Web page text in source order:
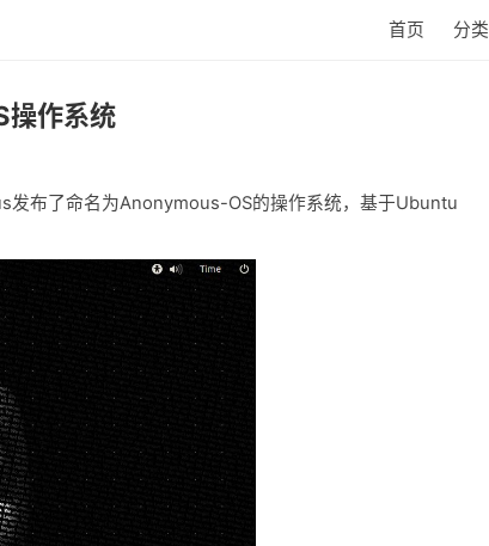
首页 分类
作系统
发布了命名为Anonymous-OS的操作系统，基于Ubuntu